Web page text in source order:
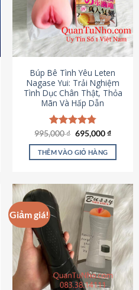
Búp Bê Tình Yêu Leten
Nagase Yui: Trải Nghiệm
Tình Dục Chân Thật, Thỏa
Mãn Và Hấp Dẫn
Được xếp
hạng4.80
5 sao
995,000₫ Giá
là:
995,000 ₫.
695,000₫Giá
tại
THÊM VÀO GIỎ HÀNG
Giảm giá!